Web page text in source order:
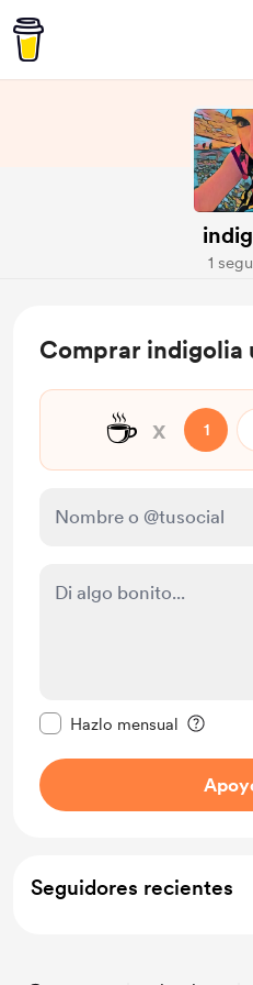
1
Comprar indigolia
☕ x 1
Hazlo mensual
Seguidores recientes